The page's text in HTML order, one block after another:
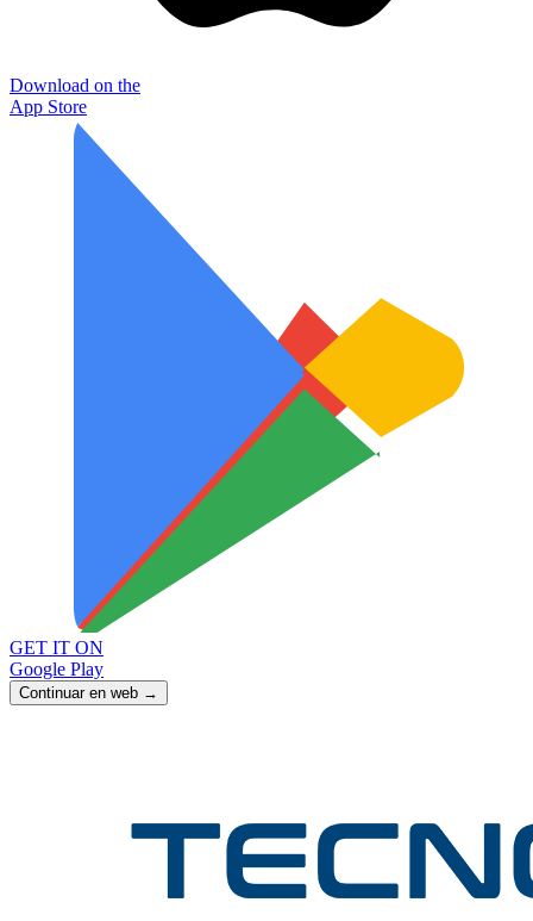
Download on the
App Store
GET IT ON
Google Play
Continuar en web →